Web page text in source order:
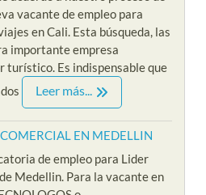
vacante de empleo para
en Cali. Esta búsqueda, las
importante empresa
turístico. Es indispensable que
Leer más...
EN MEDELLIN
de empleo para Lider
Medellin. Para la vacante en